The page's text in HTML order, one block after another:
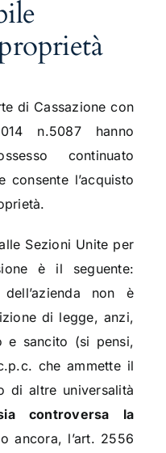
di Cassazione con
n.5087 hanno
continuato
consente l’acquisto
Sezioni Unite per
è il seguente:
non è
di legge, anzi,
e sancito (si pensi,
che ammette il
di altre universalità
controversa la
ancora, l’art. 2556